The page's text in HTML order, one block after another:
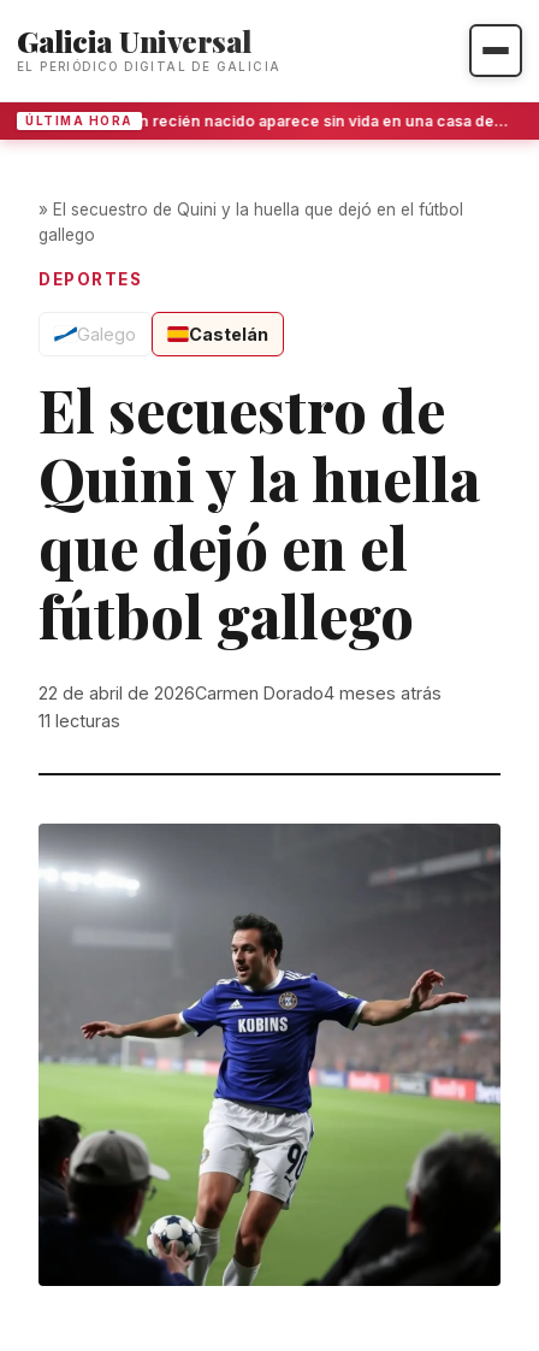
Galicia Universal
EL PERIÓDICO DIGITAL DE GALICIA
ÚLTIMA HORA Un recién nacido aparece sin vida en una casa de Sada tras el ingreso de su madre en A Coruña
» El secuestro de Quini y la huella que dejó en el fútbol
gallego
DEPORTES
Galego Castelán
El secuestro de
Quini y la huella
que dejó en el
fútbol gallego
22 de abril de 2026Carmen Dorado4 meses atrás
11 lecturas